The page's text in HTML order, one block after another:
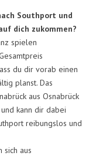
Southport und
dich zukommen?
spielen
du dir vorab einen
planst. Das
aus Osnabrück
kann dir dabei
reibungslos und
sich aus